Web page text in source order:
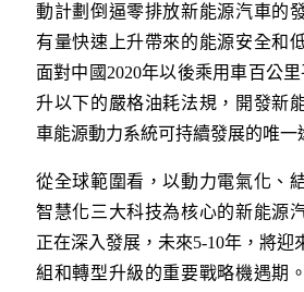
動計劃倒逼零排放新能源汽車的
有量快速上升帶來的能源安全和
面對中國2020年以後乘用車百公
升以下的嚴格油耗法規，開發新
車能源動力系統可持續發展的唯一
從全球範圍看，以動力電氣化、
智慧化三大科技為核心的新能源
正在深入發展，未來5-10年，將迎
組和轉型升級的重要戰略機遇期